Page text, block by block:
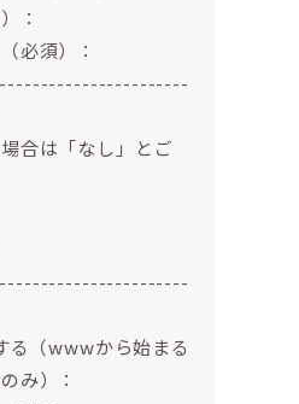
：
必須）：
合は「なし」とご
る（wwwから始まる
み）：